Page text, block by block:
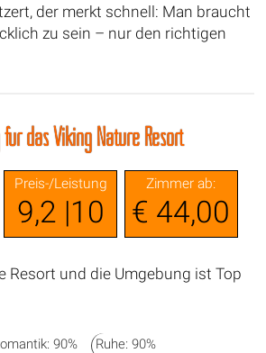
der merkt schnell: Man braucht
zu sein – nur den richtigen
das Viking Nature Resort
Preis-/Leistung
9,2 |10
Zimmer ab:
€ 44,00
Resort und die Umgebung ist Top
90% Ruhe: 90%